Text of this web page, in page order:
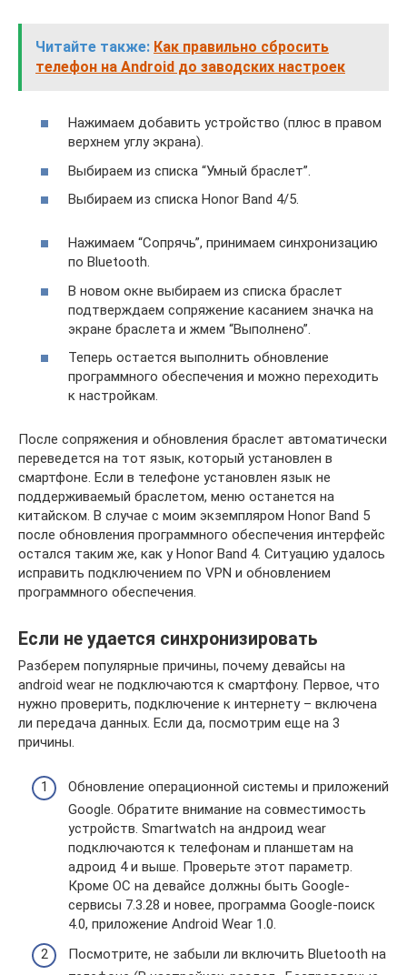
Читайте также: Как правильно сбросить
телефон на Android до заводских настроек
Нажимаем добавить устройство (плюс в правом
верхнем углу экрана).
Выбираем из списка “Умный браслет”.
Выбираем из списка Honor Band 4/5.
Нажимаем “Сопрячь”, принимаем синхронизацию
по Bluetooth.
В новом окне выбираем из списка браслет
подтверждаем сопряжение касанием значка на
экране браслета и жмем “Выполнено”.
Теперь остается выполнить обновление
программного обеспечения и можно переходить
к настройкам.
После сопряжения и обновления браслет автоматически
переведется на тот язык, который установлен в
смартфоне. Если в телефоне установлен язык не
поддерживаемый браслетом, меню останется на
китайском. В случае с моим экземпляром Honor Band 5
после обновления программного обеспечения интерфейс
остался таким же, как у Honor Band 4. Ситуацию удалось
исправить подключением по VPN и обновлением
программного обеспечения.
Если не удается синхронизировать
Разберем популярные причины, почему девайсы на
android wear не подключаются к смартфону. Первое, что
нужно проверить, подключение к интернету – включена
ли передача данных. Если да, посмотрим еще на 3
причины.
Обновление операционной системы и приложений
Google. Обратите внимание на совместимость
устройств. Smartwatch на андроид wear
подключаются к телефонам и планшетам на
адроид 4 и выше. Проверьте этот параметр.
Кроме ОС на девайсе должны быть Google-
сервисы 7.3.28 и новее, программа Google-поиск
4.0, приложение Android Wear 1.0.
Посмотрите, не забыли ли включить Bluetooth на